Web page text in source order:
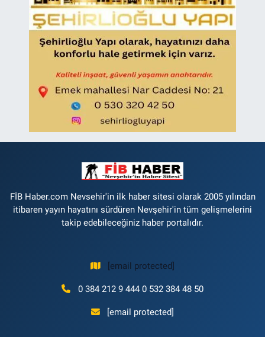
FİB Haber.com Nevsehir'in ilk haber sitesi olarak 2005 yılından
itibaren yayın hayatını sürdüren Nevşehir'in tüm gelişmelerini
takip edebileceğiniz haber portalıdır.
[email protected]
0 384 212 9 444 0 532 384 48 50
[email protected]